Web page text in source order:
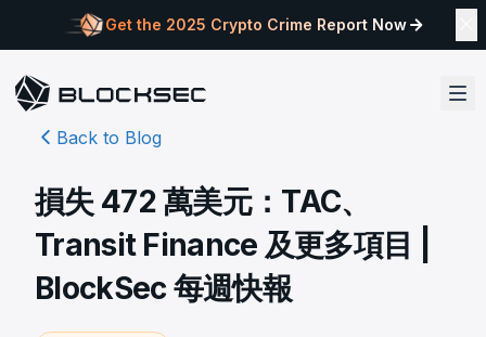
Get the 2025 Crypto Crime Report Now
Back to Blog
損失 472 萬美元：TAC、
Transit Finance 及更多項目 |
BlockSec 每週快報